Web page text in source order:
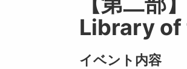
Library of
イベント内容